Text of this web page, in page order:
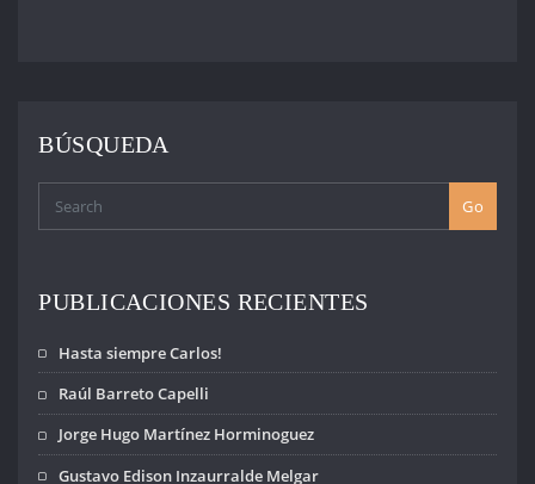
BÚSQUEDA
Go
PUBLICACIONES RECIENTES
Hasta siempre Carlos!
Raúl Barreto Capelli
Jorge Hugo Martínez Horminoguez
Gustavo Edison Inzaurralde Melgar